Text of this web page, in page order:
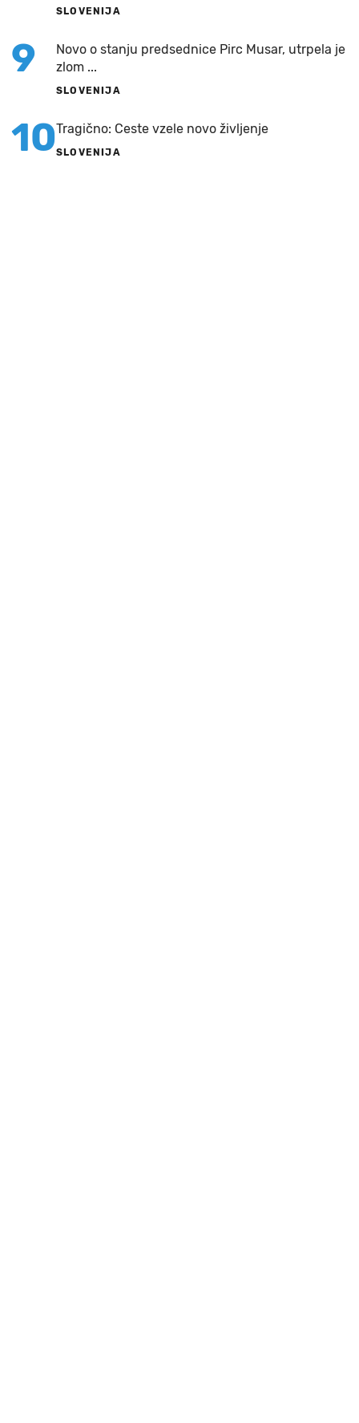
SLOVENIJA
9
Novo o stanju predsednice Pirc Musar, utrpela je
zlom ...
SLOVENIJA
10Tragično: Ceste vzele novo življenje
SLOVENIJA